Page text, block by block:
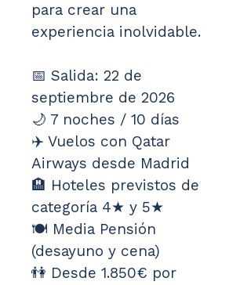
para crear una
experiencia inolvidable.
📅 Salida: 22 de
septiembre de 2026
🌙 7 noches / 10 días
✈️ Vuelos con Qatar
Airways desde Madrid
🏨 Hoteles previstos de
categoría 4★ y 5★
🍽️ Media Pensión
(desayuno y cena)
👫 Desde 1.850€ por